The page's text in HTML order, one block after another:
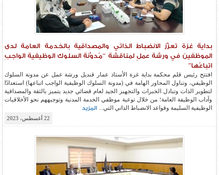
بداية غزة تعزّز الانضباط الذاتي والمصداقية بالخدمة العامة لدى
الموظفين في ورشة عملٍ لمناقشة “مُدوَّنة السلوك الوظيفية الواجبِ
اتباعُها”
افتتح رئيس قلم محكمة بداية غزة الأستاذ عمار قنديل ورشة عمل عن مدونة السلوك
الوظيفي، وتناول المحاور الهامة في (مدونة السلوك الوظيفية الواجب اتباعها) استعدادًا
لتطوير الذات وتبادل الخبرات والتجهيز الجيد لعام قضائي جديد يتميز بالثقة والمصداقية
وآداب الوظيفة العامة؛ من خلال توعية موظفي الخدمة المدنية وتوجيههم نحو الأخلاقيات
الوظيفية السليمة وقواعد الانضباط الذاتي التي...
المزيد
22 أغسطس، 2023